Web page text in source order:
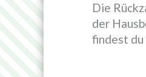
Die
der
findest du